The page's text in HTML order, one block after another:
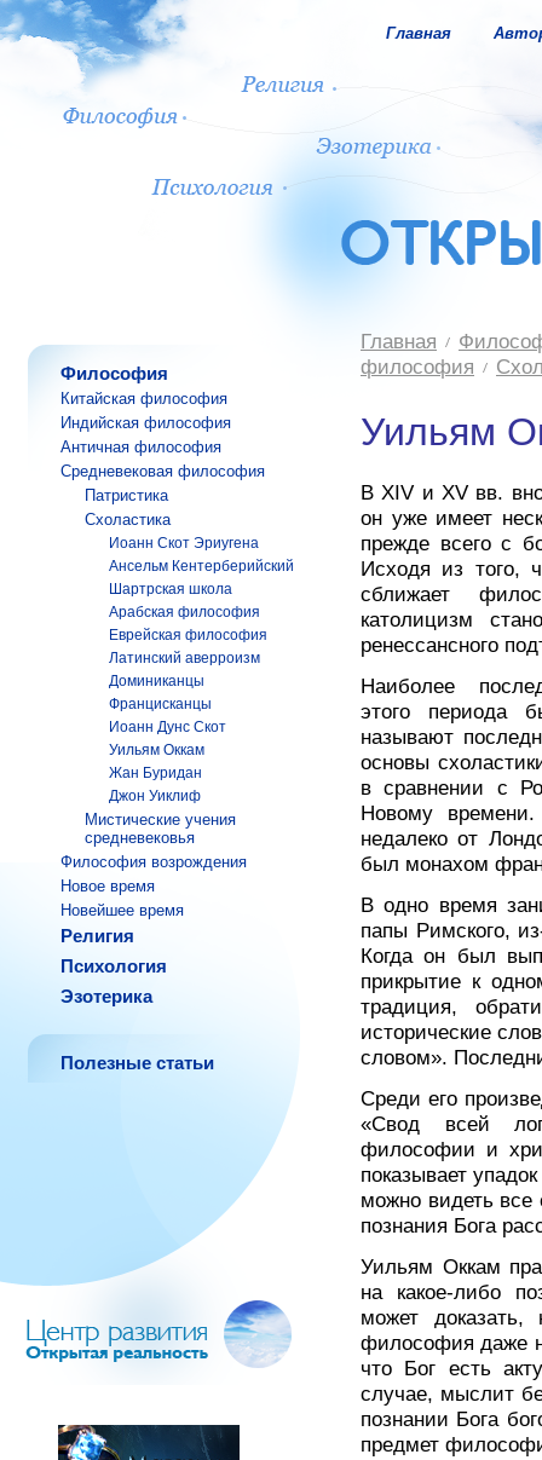
Главная
Философия
Китайская философия
Индийская философия
Античная философия
Средневековая философия
Патристика
Схоластика
Иоанн Скот Эриугена
Ансельм Кентерберийский
Шартрская школа
Арабская философия
Еврейская философия
Латинский аверроизм
Доминиканцы
Францисканцы
Иоанн Дунс Скот
Уильям Оккам
Жан Буридан
Джон Уиклиф
Мистические учения
средневековья
Философия возрождения
Новое время
Новейшее время
Религия
Психология
Эзотерика
Полезные статьи
Главная
философия
Уильям
В XIV и XV вв.
он уже имеет
прежде всего с
Исходя из того,
сближает
католицизм
ренессансного
Наиболее
этого периода
называют
основы
в сравнении с
Новому
недалеко от
был монахом
В одно время
папы Римского,
Когда он был
прикрытие к
традиция,
исторические
словом».
Среди его
«Свод всей
философии и
показывает
можно видеть все
познания Бога
Уильям Оккам
на какое-либо
может доказать,
философия даже
что Бог есть
случае, мыслит
познании Бога
предмет